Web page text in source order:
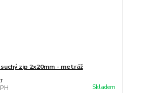
zip 2x20mm - metráž
Skladem